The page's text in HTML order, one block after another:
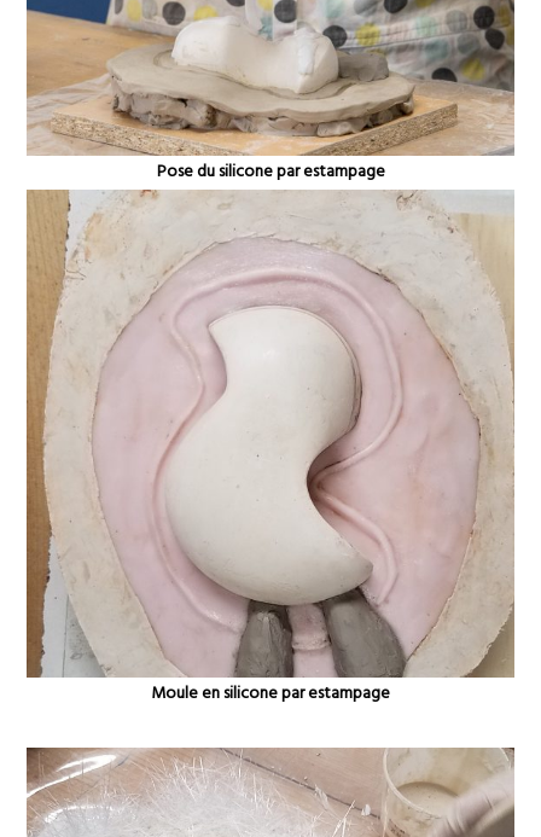
Pose du silicone par estampage
Moule en silicone par estampage